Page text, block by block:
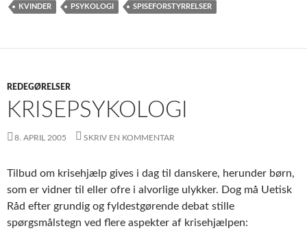
KVINDER PSYKOLOGI SPISEFORSTYRRELSER
REDEGØRELSER
KRISEPSYKOLOGI
8. APRIL 2005 SKRIV EN KOMMENTAR
Tilbud om krisehjælp gives i dag til danskere, herunder børn,
som er vidner til eller ofre i alvorlige ulykker. Dog må Uetisk
Råd efter grundig og fyldestgørende debat stille
spørgsmålstegn ved flere aspekter af krisehjælpen: